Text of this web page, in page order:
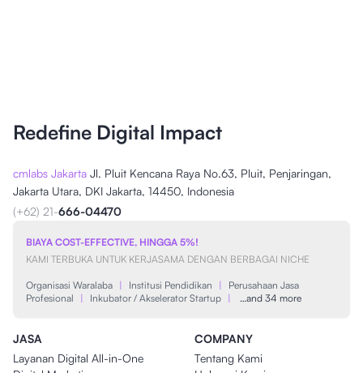
Redefine Digital Impact
cmlabs Jakarta Jl. Pluit Kencana Raya No.63, Pluit, Penjaringan,
Jakarta Utara, DKI Jakarta, 14450, Indonesia
(+62) 21-666-04470
BIAYA COST-EFFECTIVE, HINGGA 5%!
KAMI TERBUKA UNTUK KERJASAMA DENGAN BERBAGAI NICHE
Organisasi Waralaba | Institusi Pendidikan |
Perusahaan Jasa
Profesional
| Inkubator / Akselerator Startup | …and 34 more
JASA
Layanan Digital All-in-One
COMPANY
Tentang Kami